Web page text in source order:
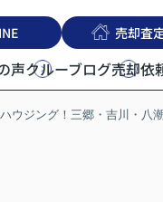
売却査
声クルーブログ売却依
ウジング！三郷・吉川・八